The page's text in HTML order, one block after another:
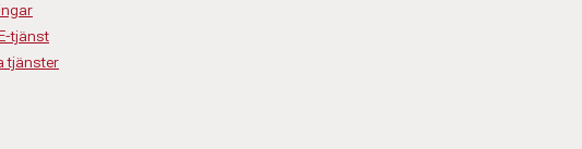
tjänst
tjänster